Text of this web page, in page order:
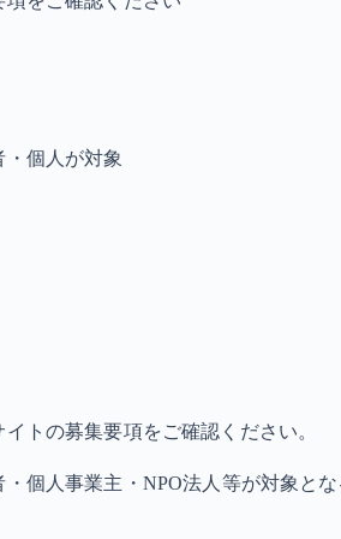
個人が対象
トの募集要項をご確認ください。
個人事業主・NPO法人等が対象とな